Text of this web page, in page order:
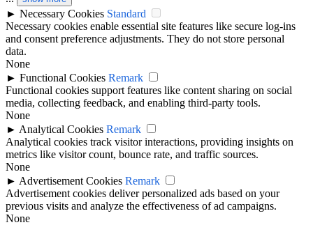
► Necessary Cookies Standard
Necessary cookies enable essential site features like secure log-ins
and consent preference adjustments. They do not store personal
data.
None
► Functional Cookies Remark
Functional cookies support features like content sharing on social
media, collecting feedback, and enabling third-party tools.
None
► Analytical Cookies Remark
Analytical cookies track visitor interactions, providing insights on
metrics like visitor count, bounce rate, and traffic sources.
None
► Advertisement Cookies Remark
Advertisement cookies deliver personalized ads based on your
previous visits and analyze the effectiveness of ad campaigns.
None